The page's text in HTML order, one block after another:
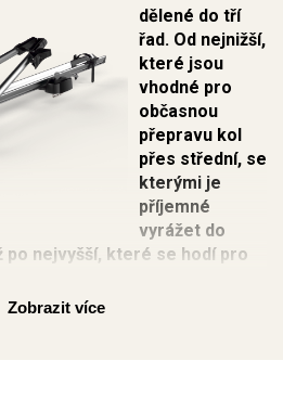
dělené do tří
řad. Od nejnižší,
které jsou
vhodné pro
občasnou
přepravu kol
přes střední, se
kterými je
příjemné
vyrážet do
po nejvyšší, které se hodí pro
Zobrazit více